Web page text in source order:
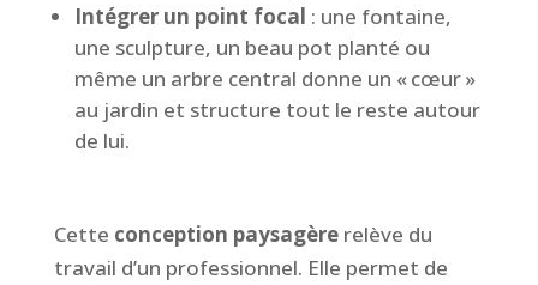
Intégrer un point focal : une fontaine,
une sculpture, un beau pot planté ou
même un arbre central donne un « cœur »
au jardin et structure tout le reste autour
de lui.
Cette conception paysagèrerelève du
travail d’un professionnel. Elle permet de